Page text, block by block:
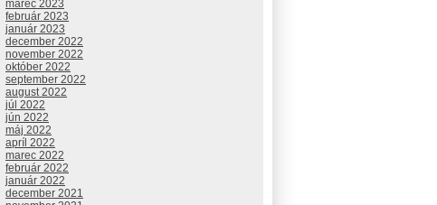
marec 2023
február 2023
január 2023
december 2022
november 2022
október 2022
september 2022
august 2022
júl 2022
jún 2022
máj 2022
apríl 2022
marec 2022
február 2022
január 2022
december 2021